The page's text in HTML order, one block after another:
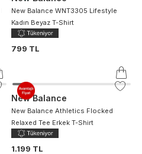
New Balance WNT3305 Lifestyle
Kadın Beyaz T-Shirt
799 TL
New Balance
New Balance Athletics Flocked
Relaxed Tee Erkek T-Shirt
1.199 TL